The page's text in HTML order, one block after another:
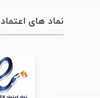
نماد های اعتماد